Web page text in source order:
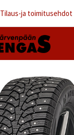
Tilaus-ja toimitusehdot